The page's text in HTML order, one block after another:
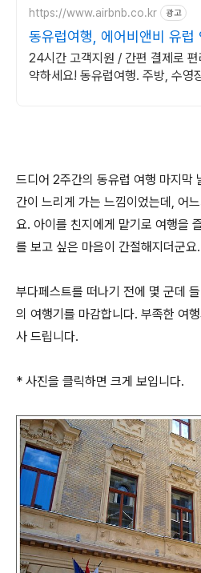
https://www.airbnb.co.kr 광고
동유럽여행, 에어비앤비 유럽
둘러보기
24시간 고객지원 / 간편 결제로 편
약하세요! 동유럽여행. 주방, 수영
드디어 2주간의 동유럽 여행 마지막
간이 느리게 가는 느낌이었는데, 어
요. 아이를 친지에게 맡기로 여행을
를 보고 싶은 마음이 간절해지더군요.
부다페스트를 떠나기 전에 몇 군데
의 여행기를 마감합니다. 부족한 여
사 드립니다.
* 사진을 클릭하면 크게 보입니다.